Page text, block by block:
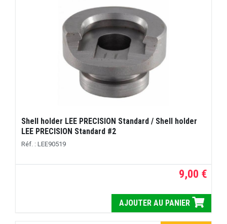
Shell holder LEE PRECISION Standard / Shell holder
LEE PRECISION Standard #2
Réf. : LEE90519
9,00 €
AJOUTER AU PANIER